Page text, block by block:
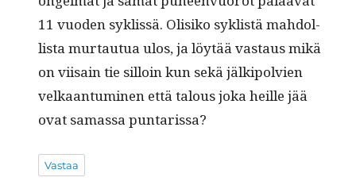
11 vuo­den syk­lis­sä. Olisiko syk­listä mah­dol­
lista mur­tau­tua ulos, ja löytää vas­taus mikä
on vii­sain tie sil­loin kun sekä jälkipolvien
velka­an­tu­mi­nen että talous joka heille jää
ovat samas­sa puntarissa?
Vastaa